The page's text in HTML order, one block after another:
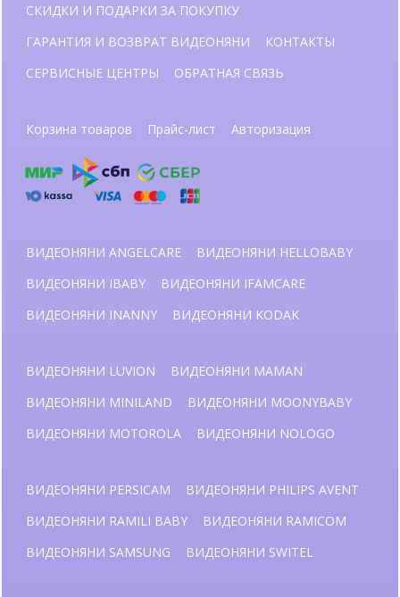
СКИДКИ И ПОДАРКИ ЗА ПОКУПКУ
ГАРАНТИЯ И ВОЗВРАТ ВИДЕОНЯНИ
КОНТАКТЫ
СЕРВИСНЫЕ ЦЕНТРЫ
ОБРАТНАЯ СВЯЗЬ
Корзина товаров Прайс-лист Авторизация
ВИДЕОНЯНИ ANGELCARE
ВИДЕОНЯНИ HELLOBABY
ВИДЕОНЯНИ IBABY
ВИДЕОНЯНИ IFAMCARE
ВИДЕОНЯНИ INANNY
ВИДЕОНЯНИ KODAK
ВИДЕОНЯНИ LUVION
ВИДЕОНЯНИ MAMAN
ВИДЕОНЯНИ MINILAND
ВИДЕОНЯНИ MOONYBABY
ВИДЕОНЯНИ MOTOROLA
ВИДЕОНЯНИ NOLOGO
ВИДЕОНЯНИ PERSICAM
ВИДЕОНЯНИ PHILIPS AVENT
ВИДЕОНЯНИ RAMILI BABY
ВИДЕОНЯНИ RAMICOM
ВИДЕОНЯНИ SAMSUNG
ВИДЕОНЯНИ SWITEL